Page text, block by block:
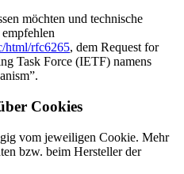
möchten und technische
html/rfc6265, dem Request for
Task Force (IETF) namens
Cookies
vom jeweiligen Cookie. Mehr
bzw. beim Hersteller der